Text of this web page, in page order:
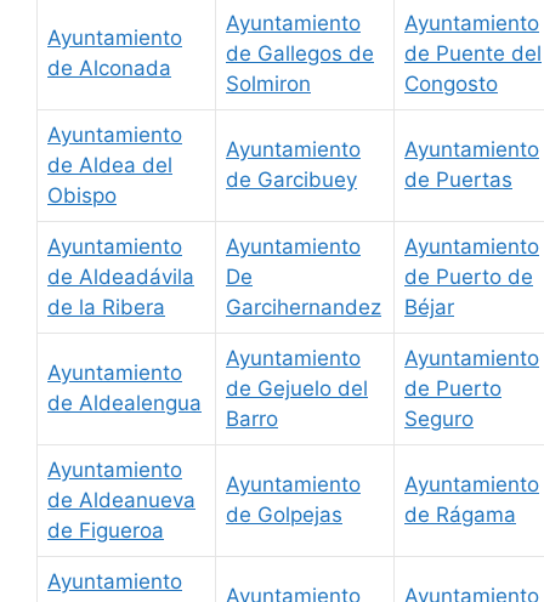
Ayuntamiento
de Alconada
Ayuntamiento
de Gallegos de
Solmiron
Ayuntamiento
de Puente del
Congosto
Ayuntamiento
de Aldea del
Obispo
Ayuntamiento
de Garcibuey
Ayuntamiento
de Puertas
Ayuntamiento
de Aldeadávila
de la Ribera
Ayuntamiento
De
Garcihernandez
Ayuntamiento
de Puerto de
Béjar
Ayuntamiento
de Aldealengua
Ayuntamiento
de Gejuelo del
Barro
Ayuntamiento
de Puerto
Seguro
Ayuntamiento
de Aldeanueva
de Figueroa
Ayuntamiento
de Golpejas
Ayuntamiento
de Rágama
Ayuntamiento
Ayuntamiento
Ayuntamiento